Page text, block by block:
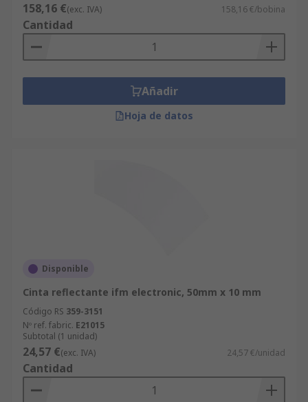
158,16 €(exc. IVA) 158,16 €/bobina
Cantidad
Añadir
Hoja de datos
Disponible
Cinta reflectante ifm electronic, 50mm x 10 mm
Código RS 359-3151
Nº ref. fabric. E21015
Subtotal (1 unidad)
24,57 €(exc. IVA) 24,57 €/unidad
Cantidad